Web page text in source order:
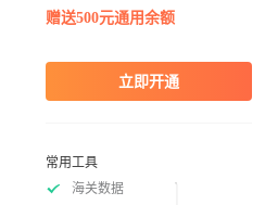
赠送500元通用余额
立即开通
常用工具
海关数据